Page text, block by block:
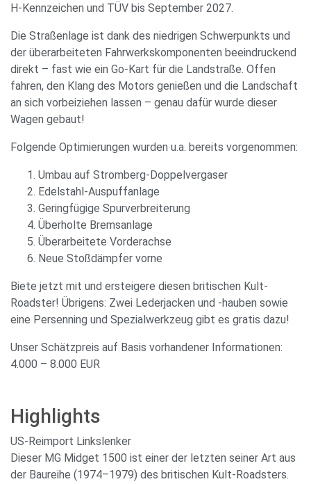
H-Kennzeichen und TÜV bis September 2027.
Die Straßenlage ist dank des niedrigen Schwerpunkts und
der überarbeiteten Fahrwerkskomponenten beeindruckend
direkt – fast wie ein Go-Kart für die Landstraße. Offen
fahren, den Klang des Motors genießen und die Landschaft
an sich vorbeiziehen lassen – genau dafür wurde dieser
Wagen gebaut!
Folgende Optimierungen wurden u.a. bereits vorgenommen:
Umbau auf Stromberg-Doppelvergaser
Edelstahl-Auspuffanlage
Geringfügige Spurverbreiterung
Überholte Bremsanlage
Überarbeitete Vorderachse
Neue Stoßdämpfer vorne
Biete jetzt mit und ersteigere diesen britischen Kult-
Roadster! Übrigens: Zwei Lederjacken und -hauben sowie
eine Persenning und Spezialwerkzeug gibt es gratis dazu!
Unser Schätzpreis auf Basis vorhandener Informationen:
4.000 – 8.000 EUR
Highlights
US-Reimport Linkslenker
Dieser MG Midget 1500 ist einer der letzten seiner Art aus
der Baureihe (1974–1979) des britischen Kult-Roadsters.